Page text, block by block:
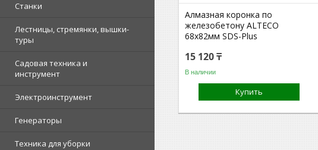
Станки
Лестницы, стремянки, вышки-
туры
Садовая техника и
инструмент
Электроинструмент
Генераторы
Техника для уборки
Алмазная коронка по
железобетону ALTECO
68x82мм SDS-Plus
15 120 ₸
В наличии
Купить